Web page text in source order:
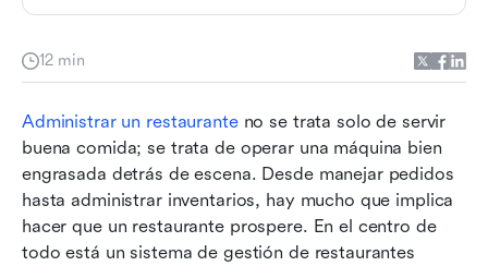
12 min
Administrar un restaurante no se trata solo de servir
buena comida; se trata de operar una máquina bien
engrasada detrás de escena. Desde manejar pedidos
hasta administrar inventarios, hay mucho que implica
hacer que un restaurante prospere. En el centro de
todo está un sistema de gestión de restaurantes
Características clave de un sistema de gestión
¿Por qué su restaurante necesita un RMS?
Qué buscar al elegir un RMS
Mejores prácticas para una integración exitosa
de RMS
Optimiza la gestión de restaurantes con Lark